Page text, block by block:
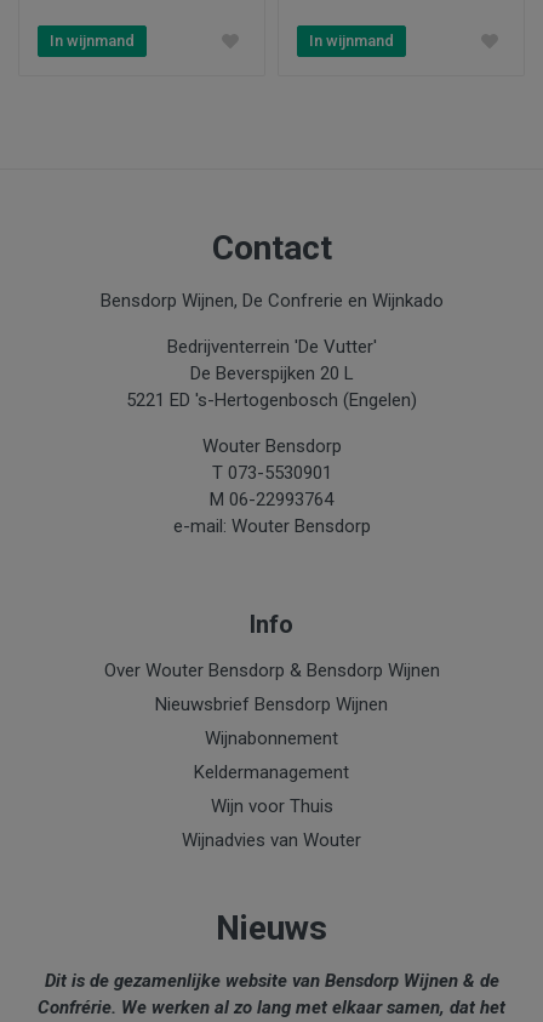
In wijnmand In wijnmand
Contact
Bensdorp Wijnen, De Confrerie en Wijnkado
Bedrijventerrein 'De Vutter'
De Beverspijken 20 L
5221 ED 's-Hertogenbosch (Engelen)
Wouter Bensdorp
T 073-5530901
M 06-22993764
e-mail: Wouter Bensdorp
Info
Over Wouter Bensdorp & Bensdorp Wijnen
Nieuwsbrief Bensdorp Wijnen
Wijnabonnement
Keldermanagement
Wijn voor Thuis
Wijnadvies van Wouter
Nieuws
Dit is de gezamenlijke website van Bensdorp Wijnen & de
Confrérie. We werken al zo lang met elkaar samen, dat het